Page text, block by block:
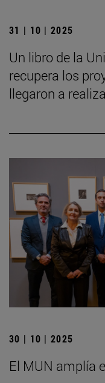
31 | 10 | 2025
Un libro de la
recupera los
llegaron a
30 | 10 | 2025
El MUN amplía